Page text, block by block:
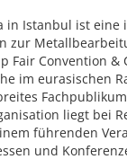
in Istanbul ist
zur
Fair Convention
im eurasischen
liegt bei
führenden
und